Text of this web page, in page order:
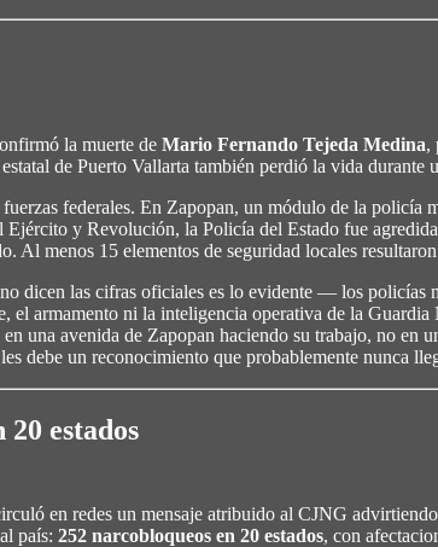
la muerte de Mario Fernando Tejeda Medina,
de Puerto Vallarta también perdió la vida durante
federales. En Zapopan, un módulo de la
y Revolución, la Policía del Estado fue
Al menos 15 elementos de seguridad locales
dicen las cifras oficiales es lo evidente — los policías
el armamento ni la inteligencia operativa de la
una avenida de Zapopan haciendo su trabajo, no
debe un reconocimiento que probablemente nunca
20 estados
en redes un mensaje atribuido al CJNG
país: 252 narcobloqueos en 20 estados, con